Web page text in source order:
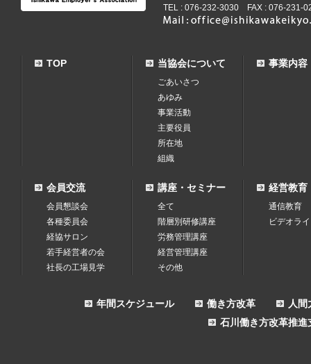
TEL : 076-232-3030 FAX : 076-231-
TOP 当協会について
ごあいさつ
あゆみ
事業活動
主要役員
所在地
組織
事業内容
会員交流
会員懇談会
各種委員会
経協サロン
若手経営者の会
社長の工場見学
講座・セミナー
全て
階層別研修講座
労務管理講座
経営管理講座
その他
経営教育
通信教育
ビデオラ
人
働き方改革
年間スケジュール
石川働き方改革推進